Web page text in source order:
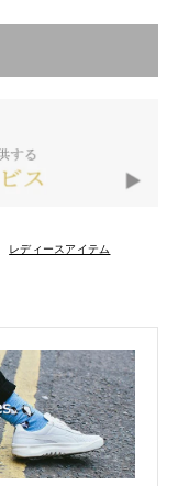
レディースアイテム